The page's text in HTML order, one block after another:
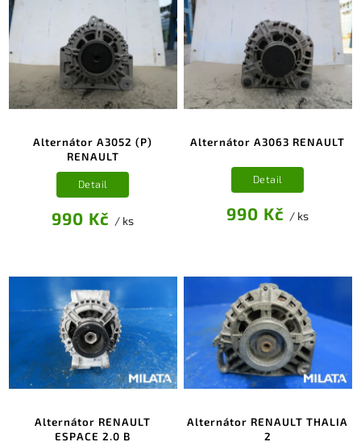
Alternátor A3052 (P)
RENAULT
990 Kč / ks
Detail
Alternátor A3063 RENAULT
990 Kč / ks
Detail
Alternátor RENAULT
ESPACE 2.0 B
Alternátor RENAULT THALIA
2